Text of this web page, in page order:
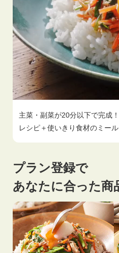
主菜・副菜が20分以下で完成！
レシピ＋使いきり食材のミー
プラン登録で
あなたに合った商